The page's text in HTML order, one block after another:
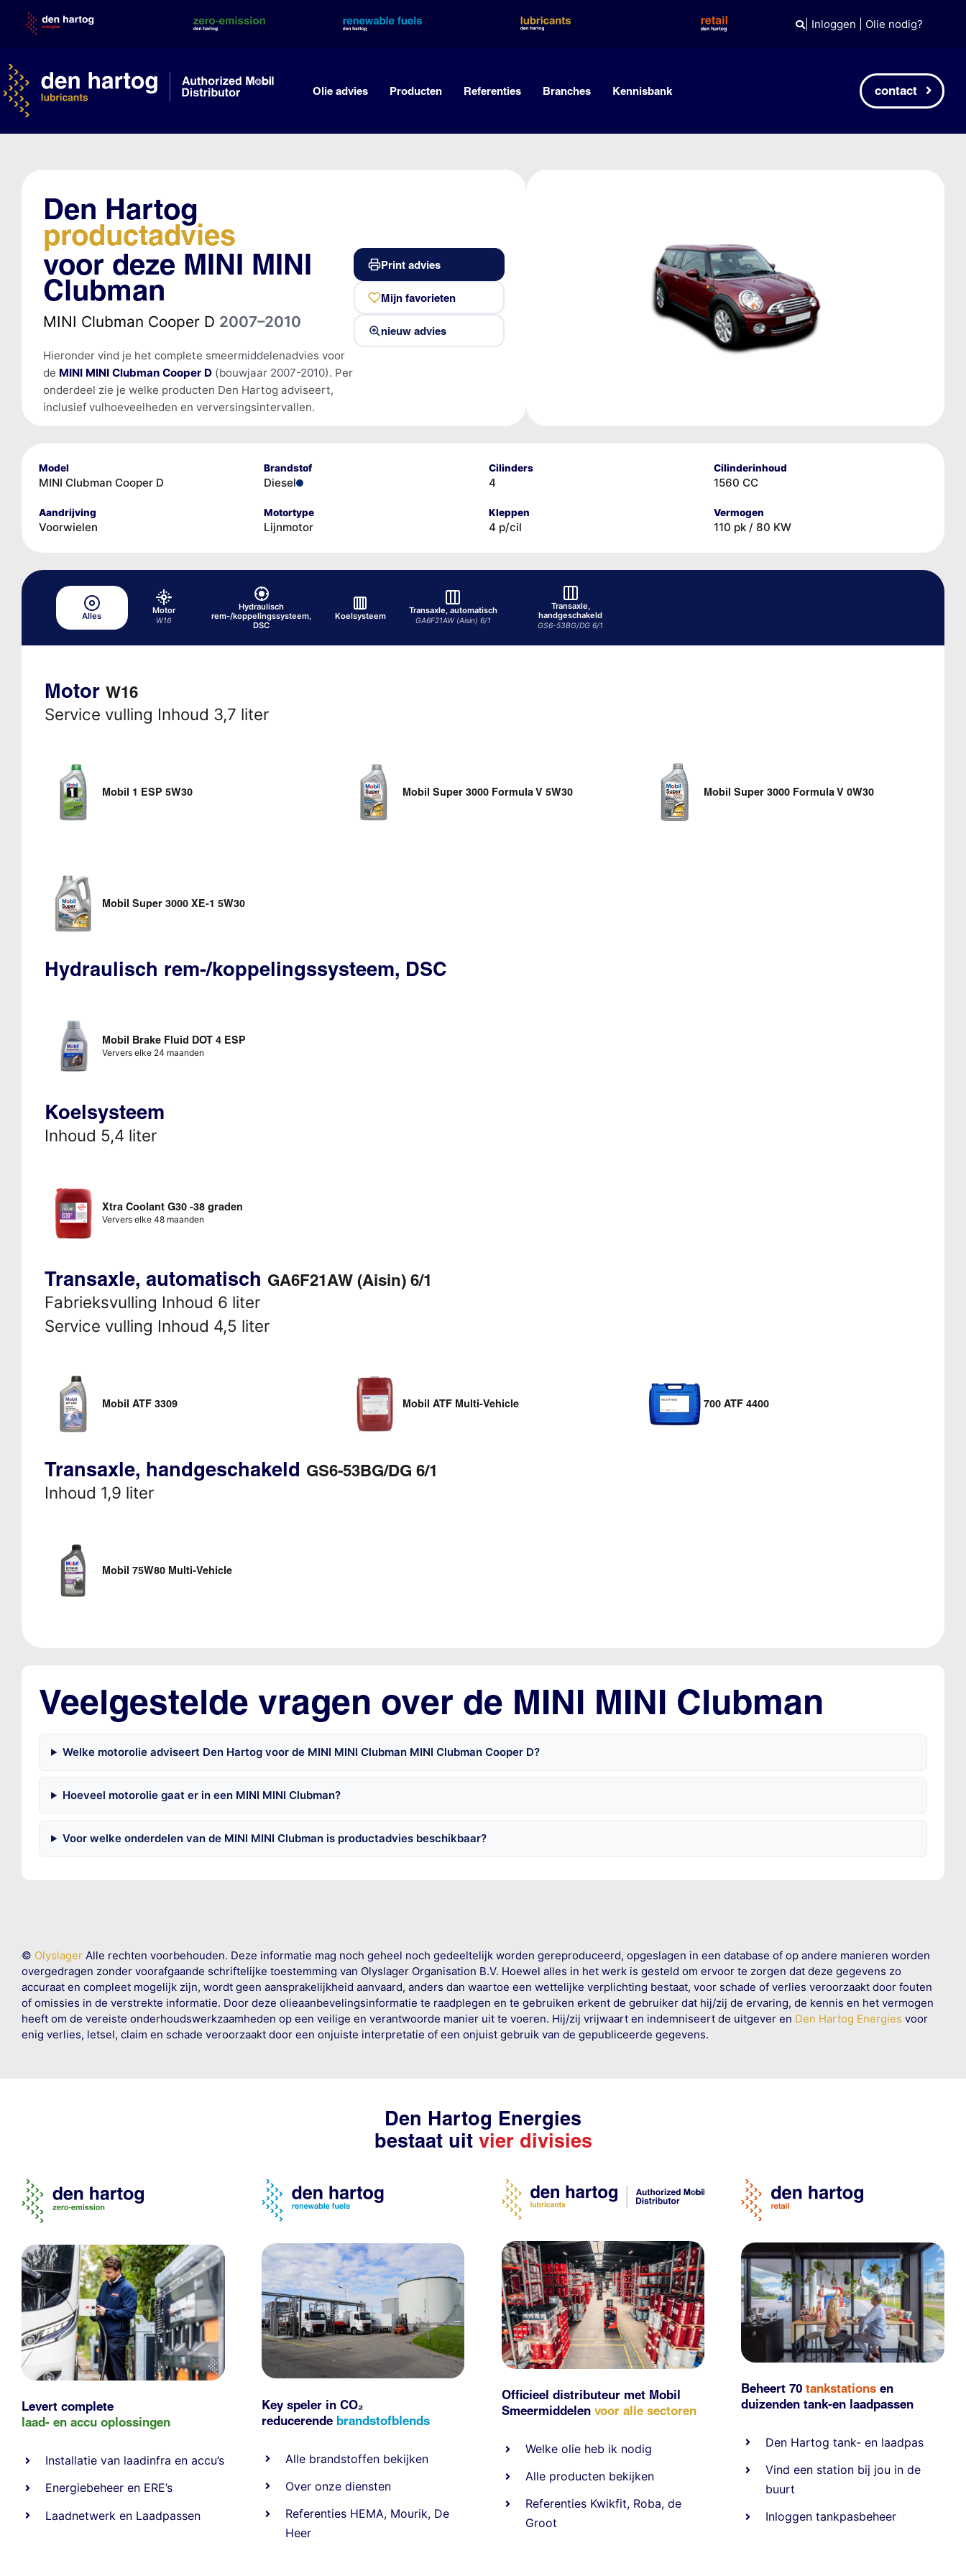
content
| Inloggen Olie nodig?
Olie advies Producten Referenties Branches Kennisbank contact
Den Hartog
productadvies
voor deze MINI MINI
Clubman
MINI Clubman Cooper D 2007–2010
Hieronder vind je het complete smeermiddelenadvies voor
de MINI MINI Clubman Cooper D(bouwjaar 2007-2010). Per
onderdeel zie je welke producten Den Hartog adviseert,
inclusief vulhoeveelheden en verversingsintervallen.
Print advies
Mijn favorieten
nieuw advies
Model
MINI Clubman Cooper D
Brandstof
Diesel
Cilinders
4
Cilinderinhoud
1560 CC
Aandrijving
Voorwielen
Motortype
Lijnmotor
Kleppen
4 p/cil
Vermogen
110 pk / 80 KW
Alles
Motor
W16
Hydraulisch
rem-/koppelingssysteem,
DSC
Koelsysteem
Transaxle, automatisch
GA6F21AW (Aisin) 6/1
Transaxle,
handgeschakeld
GS6-53BG/DG 6/1
Motor W16
Service vulling Inhoud 3,7 liter
Mobil 1 ESP 5W30 Mobil Super 3000 Formula V 5W30 Mobil Super 3000 Formula V 0W30
Mobil Super 3000 XE-1 5W30
Hydraulisch rem-/koppelingssysteem, DSC
Mobil Brake Fluid DOT 4 ESP
Ververs elke 24 maanden
Koelsysteem
Inhoud 5,4 liter
Xtra Coolant G30 -38 graden
Ververs elke 48 maanden
Transaxle, automatisch GA6F21AW (Aisin) 6/1
Fabrieksvulling Inhoud 6 liter
Service vulling Inhoud 4,5 liter
Mobil ATF 3309 Mobil ATF Multi-Vehicle 700 ATF 4400
Transaxle, handgeschakeld GS6-53BG/DG 6/1
Inhoud 1,9 liter
Mobil 75W80 Multi-Vehicle
Veelgestelde vragen over de MINI MINI Clubman
Welke motorolie adviseert Den Hartog voor de MINI MINI Clubman MINI Clubman Cooper D?
Hoeveel motorolie gaat er in een MINI MINI Clubman?
Voor welke onderdelen van de MINI MINI Clubman is productadvies beschikbaar?
© OlyslagerAlle rechten voorbehouden. Deze informatie mag noch geheel noch gedeeltelijk worden gereproduceerd, opgeslagen in een database of op andere manieren worden
overgedragen zonder voorafgaande schriftelijke toestemming van Olyslager Organisation B.V. Hoewel alles in het werk is gesteld om ervoor te zorgen dat deze gegevens zo
accuraat en compleet mogelijk zijn, wordt geen aansprakelijkheid aanvaard, anders dan waartoe een wettelijke verplichting bestaat, voor schade of verlies veroorzaakt door fouten
of omissies in de verstrekte informatie. Door deze olieaanbevelingsinformatie te raadplegen en te gebruiken erkent de gebruiker dat hij/zij de ervaring, de kennis en het vermogen
heeft om de vereiste onderhoudswerkzaamheden op een veilige en verantwoorde manier uit te voeren. Hij/zij vrijwaart en indemniseert de uitgever en Den Hartog Energies voor
enig verlies, letsel, claim en schade veroorzaakt door een onjuiste interpretatie of een onjuist gebruik van de gepubliceerde gegevens.
Den Hartog Energies
bestaat uit vier divisies
Levert complete
laad- en accu oplossingen
Installatie van laadinfra en accu’s
Energiebeheer en ERE’s
Laadnetwerk en Laadpassen
Key speler in CO₂
reducerende brandstofblends
Alle brandstoffen bekijken
Over onze diensten
Referenties HEMA, Mourik, De
Heer
Officieel distributeur met Mobil
Smeermiddelen voor alle sectoren
Welke olie heb ik nodig
Alle producten bekijken
Referenties Kwikfit, Roba, de
Groot
Beheert 70tankstationsen
duizendentank-en laadpassen
Den Hartog tank- en laadpas
Vind een station bij jou in de
buurt
Inloggen tankpasbeheer